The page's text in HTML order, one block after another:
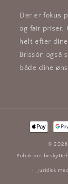
Der er fokus
og fair priser.
helt efter
Brissón også
både dine
© 2026,
Politik om
Juridisk